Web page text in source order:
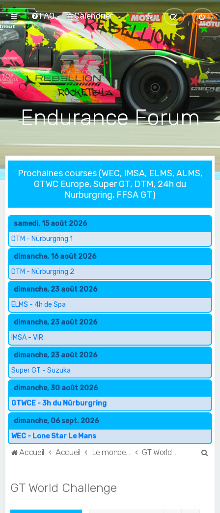
FAQ Calendrier
Endurance Forum
Prochaines courses (WEC, IMSA, ELMS, ALMS,
GTWC Europe, Super GT, DTM, 24h du
Nurburgring, FFSA GT)
samedi, 15 août 2026
DTM - Nürburgring 1
dimanche, 16 août 2026
DTM - Nürburgring 2
dimanche, 23 août 2026
ELMS - 4h de Spa
dimanche, 23 août 2026
IMSA - VIR
dimanche, 23 août 2026
Super GT - Suzuka
dimanche, 30 août 2026
GTWCE - 3h du Nürburgring
dimanche, 06 sept. 2026
WEC - Lone Star Le Mans
Accueil Accueil
GT World Challenge